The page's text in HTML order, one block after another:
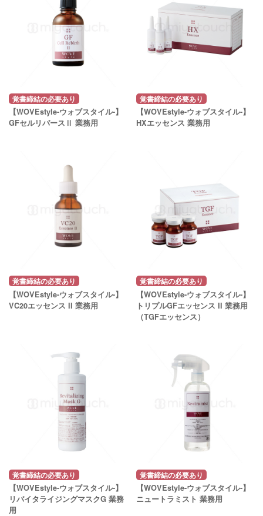
覚書締結の必要あり
【WOVEstyle-ウォブスタイル-】
GFセルリバースⅡ 業務用
覚書締結の必要あり
【WOVEstyle-ウォブスタイル-】
HXエッセンス 業務用
覚書締結の必要あり
【WOVEstyle-ウォブスタイル-】
VC20エッセンス II 業務用
覚書締結の必要あり
【WOVEstyle-ウォブスタイル-】
トリプルGFエッセンス II 業務用
（TGFエッセンス）
覚書締結の必要あり
【WOVEstyle-ウォブスタイル-】
リバイタライジングマスクG 業務
用
覚書締結の必要あり
【WOVEstyle-ウォブスタイル-】
ニュートラミスト 業務用